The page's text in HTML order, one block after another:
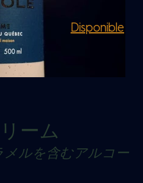
Disponible
ーム
ルを含むアルコー